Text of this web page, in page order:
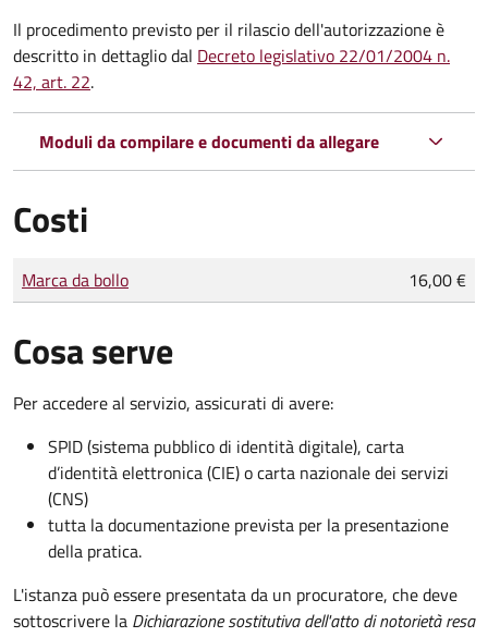
Il procedimento previsto per il rilascio dell'autorizzazione è
descritto in dettaglio dal Decreto legislativo 22/01/2004 n.
42, art. 22.
Moduli da compilare e documenti da allegare
Costi
Tipo di pagamento
Importo
Marca da bollo 16,00 €
Cosa serve
Per accedere al servizio, assicurati di avere:
SPID (sistema pubblico di identità digitale), carta
d’identità elettronica (CIE) o carta nazionale dei servizi
(CNS)
tutta la documentazione prevista per la presentazione
della pratica.
L'istanza può essere presentata da un procuratore, che deve
sottoscrivere la Dichiarazione sostitutiva dell'atto di notorietà resa